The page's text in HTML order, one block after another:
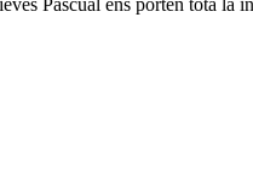
Pascual ens porten tota la